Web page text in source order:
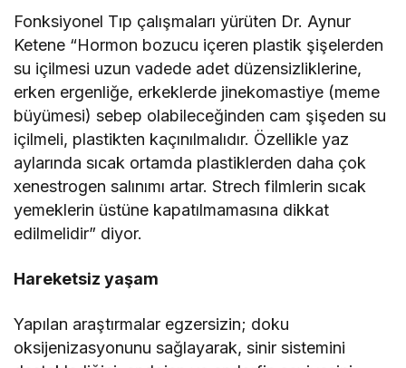
Fonksiyonel Tıp çalışmaları yürüten Dr. Aynur
Ketene “Hormon bozucu içeren plastik şişelerden
su içilmesi uzun vadede adet düzensizliklerine,
erken ergenliğe, erkeklerde jinekomastiye (meme
büyümesi) sebep olabileceğinden cam şişeden su
içilmeli, plastikten kaçınılmalıdır. Özellikle yaz
aylarında sıcak ortamda plastiklerden daha çok
xenestrogen salınımı artar. Strech filmlerin sıcak
yemeklerin üstüne kapatılmamasına dikkat
edilmelidir” diyor.
Hareketsiz yaşam
Yapılan araştırmalar egzersizin; doku
oksijenizasyonunu sağlayarak, sinir sistemini